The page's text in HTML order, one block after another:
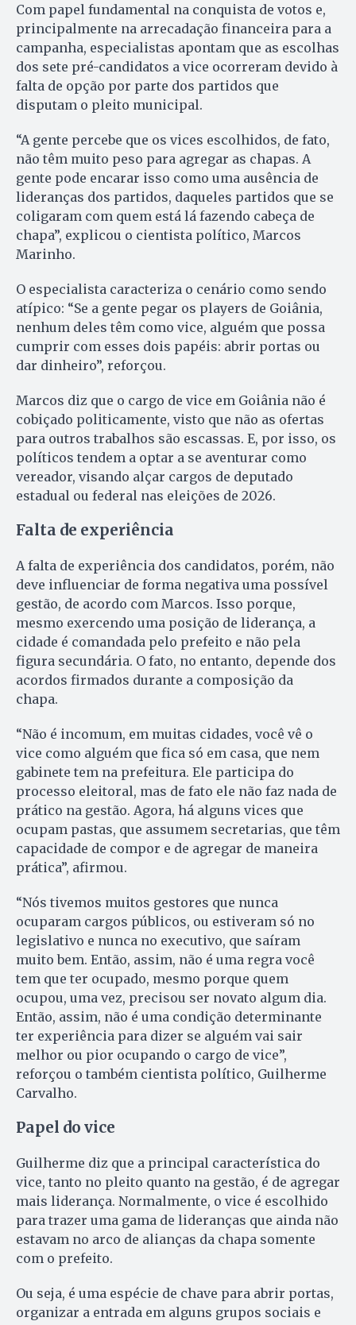
Com papel fundamental na conquista de votos e,
principalmente na arrecadação financeira para a
campanha, especialistas apontam que as escolhas
dos sete pré-candidatos a vice ocorreram devido à
falta de opção por parte dos partidos que
disputam o pleito municipal.
“A gente percebe que os vices escolhidos, de fato,
não têm muito peso para agregar as chapas. A
gente pode encarar isso como uma ausência de
lideranças dos partidos, daqueles partidos que se
coligaram com quem está lá fazendo cabeça de
chapa”, explicou o cientista político, Marcos
Marinho.
O especialista caracteriza o cenário como sendo
atípico: “Se a gente pegar os players de Goiânia,
nenhum deles têm como vice, alguém que possa
cumprir com esses dois papéis: abrir portas ou
dar dinheiro”, reforçou.
Marcos diz que o cargo de vice em Goiânia não é
cobiçado politicamente, visto que não as ofertas
para outros trabalhos são escassas. E, por isso, os
políticos tendem a optar a se aventurar como
vereador, visando alçar cargos de deputado
estadual ou federal nas eleições de 2026.
Falta de experiência
A falta de experiência dos candidatos, porém, não
deve influenciar de forma negativa uma possível
gestão, de acordo com Marcos. Isso porque,
mesmo exercendo uma posição de liderança, a
cidade é comandada pelo prefeito e não pela
figura secundária. O fato, no entanto, depende dos
acordos firmados durante a composição da
chapa.
“Não é incomum, em muitas cidades, você vê o
vice como alguém que fica só em casa, que nem
gabinete tem na prefeitura. Ele participa do
processo eleitoral, mas de fato ele não faz nada de
prático na gestão. Agora, há alguns vices que
ocupam pastas, que assumem secretarias, que têm
capacidade de compor e de agregar de maneira
prática”, afirmou.
“Nós tivemos muitos gestores que nunca
ocuparam cargos públicos, ou estiveram só no
legislativo e nunca no executivo, que saíram
muito bem. Então, assim, não é uma regra você
tem que ter ocupado, mesmo porque quem
ocupou, uma vez, precisou ser novato algum dia.
Então, assim, não é uma condição determinante
ter experiência para dizer se alguém vai sair
melhor ou pior ocupando o cargo de vice”,
reforçou o também cientista político, Guilherme
Carvalho.
Papel do vice
Guilherme diz que a principal característica do
vice, tanto no pleito quanto na gestão, é de agregar
mais liderança. Normalmente, o vice é escolhido
para trazer uma gama de lideranças que ainda não
estavam no arco de alianças da chapa somente
com o prefeito.
Ou seja, é uma espécie de chave para abrir portas,
organizar a entrada em alguns grupos sociais e